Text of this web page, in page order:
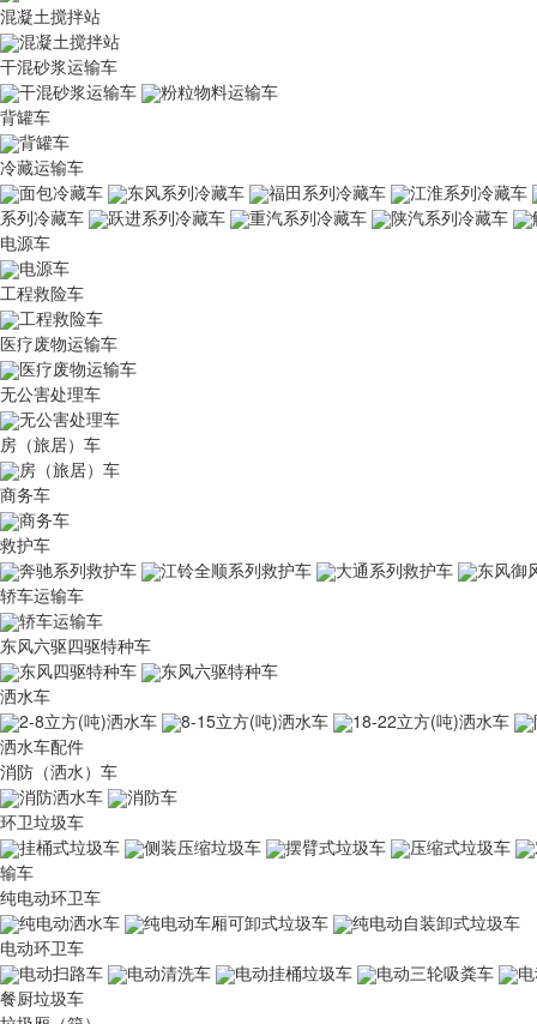
混凝土搅拌站
混凝土搅拌站
干混砂浆运输车
干混砂浆运输车
粉粒物料运输车
背罐车
背罐车
冷藏运输车
面包冷藏车
东风系列冷藏车 福田系列冷藏车
江淮系列冷藏车
系列冷藏车
跃进系列冷藏车 重汽系列冷藏车 陕汽系列冷藏车
电源车
电源车
工程救险车
工程救险车
医疗废物运输车
医疗废物运输车
无公害处理车
无公害处理车
房（旅居）车
房（旅居）车
商务车
商务车
救护车
奔驰系列救护车
江铃全顺系列救护车 大通系列救护车
东风御
轿车运输车
轿车运输车
东风六驱四驱特种车
东风四驱特种车
东风六驱特种车
洒水车
2-8立方(吨)洒水车
8-15立方(吨)洒水车 18-22立方(吨)洒水车
洒水车配件
消防（洒水）车
消防洒水车
消防车
环卫垃圾车
挂桶式垃圾车
侧装压缩垃圾车 摆臂式垃圾车 压缩式垃圾车
输车
纯电动环卫车
纯电动洒水车
纯电动车厢可卸式垃圾车
纯电动自装卸式垃圾车
电动环卫车
电动扫路车
电动清洗车 电动挂桶垃圾车 电动三轮吸粪车
餐厨垃圾车